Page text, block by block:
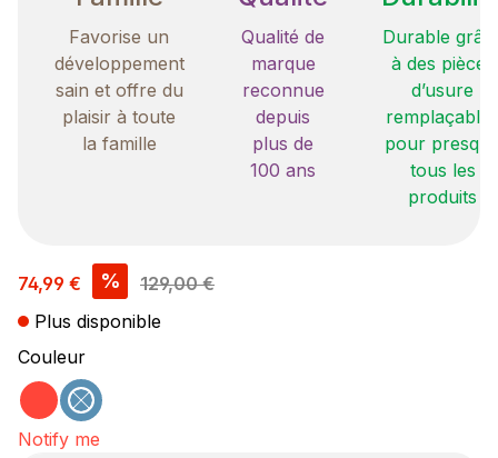
Favorise un
développement
sain et offre du
plaisir à toute
la famille
Qualité de
marque
reconnue
depuis
plus de
100 ans
Durable
à des pièces
d’usure
remplaçables
pour
tous les
produits
Prix de vente :
74,99 € %
129,00 €
Plus disponible
Sélectionnez
Couleur
rouge
bleu
(Cette option n'est pas disponible pour le
Notify me